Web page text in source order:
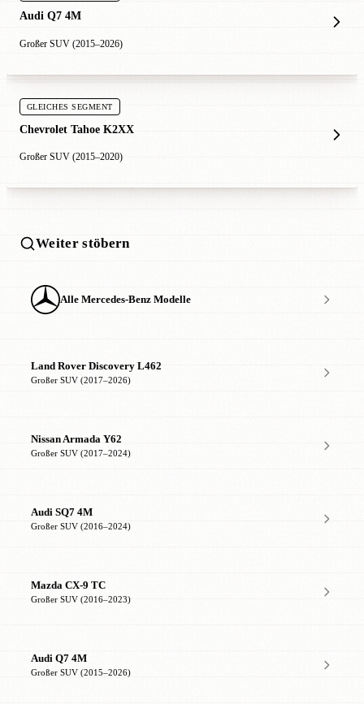
Audi Q7 4M
Großer SUV (2015–2026)
GLEICHES SEGMENT
Chevrolet Tahoe K2XX
Großer SUV (2015–2020)
Weiter stöbern
Alle Mercedes-Benz Modelle
Land Rover Discovery L462
Großer SUV (2017–2026)
Nissan Armada Y62
Großer SUV (2017–2024)
Audi SQ7 4M
Großer SUV (2016–2024)
Mazda CX-9 TC
Großer SUV (2016–2023)
Audi Q7 4M
Großer SUV (2015–2026)